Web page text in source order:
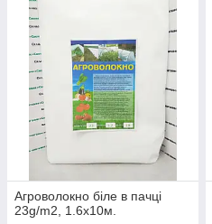
Агроволокно біле в пачці
23g/m2, 1.6х10м.